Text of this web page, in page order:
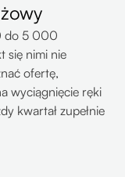
do 5 000
się nimi nie
ofertę,
wyciągnięcie ręki
kwartał zupełnie